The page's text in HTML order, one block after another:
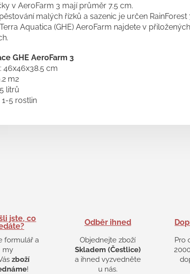
jste, co
formulář a
my
zboží
!
Odběr ihned
Objednejte zboží
Skladem (Čestlice)
a ihned vyzvedněte
u nás.
Pro
v AeroFarm 3 mají průměr 7.5 cm.
malých řízků a sazenic je určen RainForest
Aquatica (GHE) AeroFarm najdete v přiložených
GHE AeroFarm 3
46x46x38.5 cm
m2
litrů
1-5 rostlin